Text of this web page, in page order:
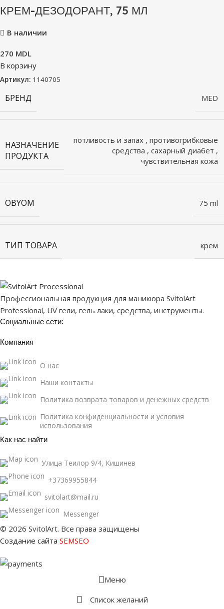
КРЕМ-ДЕЗОДОРАНТ, 75 МЛ
В наличии
270 MDL
В корзину
Артикул: 1140705
БРЕНД MED
НАЗНАЧЕНИЕ
ПРОДУКТА
потливость и запах , противогрибковые
средства , сахарный диабет ,
чувствительная кожа
OBYOM 75 ml
ТИП ТОВАРА крем
Профессиональная продукция для маникюра SvitolArt
Professional, UV гели, гель лаки, средства, инструменты.
Социальные сети:
Компания
О нас
Наши контакты
Политика возврата товаров и денежных средств
Политика конфиденциальности и условия
использования
Как нас найти
Улица Теилор 9/4, Кишинев
+37369955844
svitolart@mail.ru
Messenger
© 2026 SvitolArt. Все права защищены
Создание сайта SEMSEO
Меню
Список желаний